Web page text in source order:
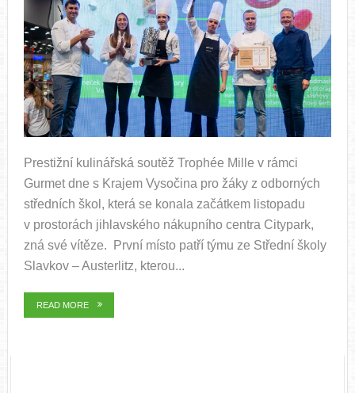
Prestižní kulinářská soutěž Trophée Mille v rámci
Gurmet dne s Krajem Vysočina pro žáky z odborných
středních škol, která se konala začátkem listopadu
v prostorách jihlavského nákupního centra Citypark,
zná své vítěze. První místo patří týmu ze Střední školy
Slavkov – Austerlitz, kterou...
READ MORE